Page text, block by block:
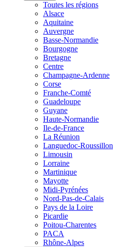
Toutes les régions
Alsace
Aquitaine
Auvergne
Basse-Normandie
Bourgogne
Bretagne
Centre
Champagne-Ardenne
Corse
Franche-Comté
Guadeloupe
Guyane
Haute-Normandie
Ile-de-France
La Réunion
Languedoc-Roussillon
Limousin
Lorraine
Martinique
Mayotte
Midi-Pyrénées
Nord-Pas-de-Calais
Pays de la Loire
Picardie
Poitou-Charentes
PACA
Rhône-Alpes